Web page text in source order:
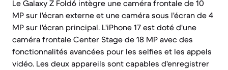
Le Galaxy Z Fold6 intègre une caméra frontale de 10
MP sur l'écran externe et une caméra sous l'écran de 4
MP sur l'écran principal. L'iPhone 17 est doté d'une
caméra frontale Center Stage de 18 MP avec des
fonctionnalités avancées pour les selfies et les appels
vidéo. Les deux appareils sont capables d'enregistrer